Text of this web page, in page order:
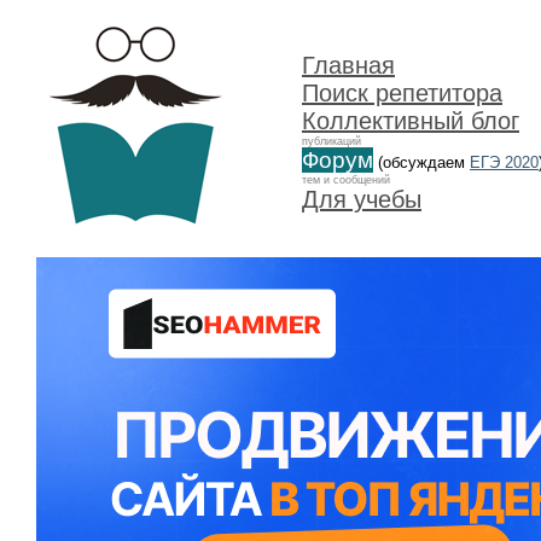
Главная
Поиск репетитора
Коллективный блог
публикаций
Форум (обсуждаем ЕГЭ 2020
тем и сообщений
Для учебы